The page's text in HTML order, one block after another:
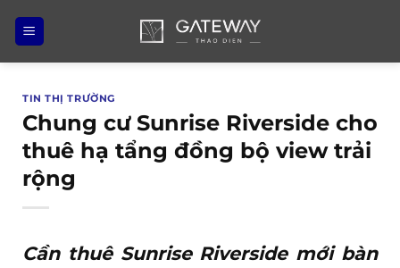
qua
nội
TIN THỊ TRƯỜNG
Chung cư Sunrise Riverside cho
thuê hạ tẩng đồng bộ view trải
rộng
Cần thuê Sunrise Riversidemới bàn